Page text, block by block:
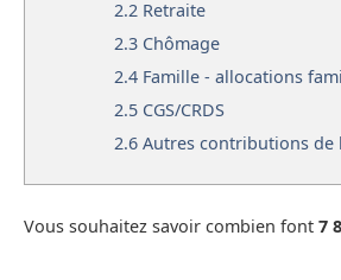
2.2 Retraite
2.3 Chômage
2.4 Famille - allocations
2.5 CGS/CRDS
2.6 Autres contributions de
Vous souhaitez savoir combien font 7